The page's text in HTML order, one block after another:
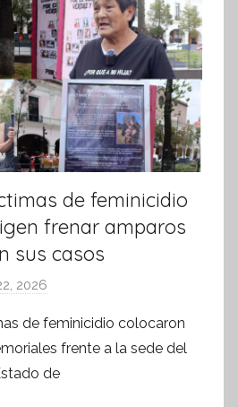
m
a
t
i
a
de feminicidio
frenar amparos
sus casos
2026
r
S
í
de feminicidio colocaron
frente a la sede del
de